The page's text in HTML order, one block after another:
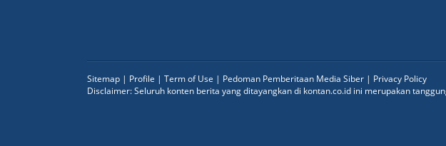
Sitemap | Profile | Term of Use | Pedoman Pemberitaan Media Siber | Privacy Policy
Disclaimer: Seluruh konten berita yang ditayangkan di kontan.co.id ini merupakan